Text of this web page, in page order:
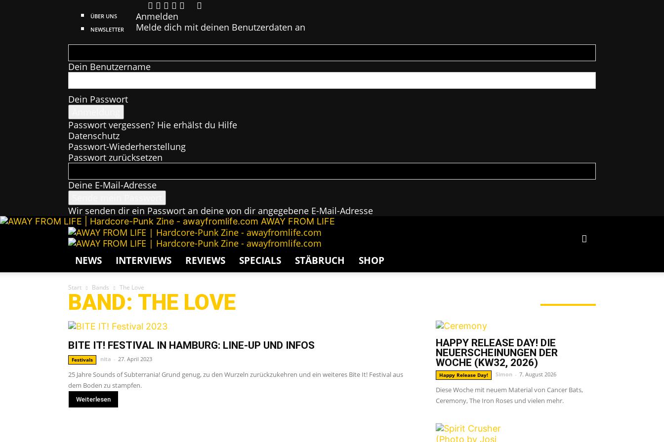
ÜBER UNS
NEWSLETTER
Anmelden
Melde dich mit deinen Benutzerdaten an
Dein Benutzername
Dein Passwort
Passwort vergessen? Hie erhälst du Hilfe
Datenschutz
Passwort-Wiederherstellung
Passwort zurücksetzen
Deine E-Mail-Adresse
Wir senden dir ein Passwort an deine von dir angegebene E-Mail-Adresse
AWAY FROM LIFE
NEWS INTERVIEWS REVIEWS SPECIALS STÄBRUCH SHOP
Start Bands The Love
BAND: THE LOVE
BITE IT! FESTIVAL IN HAMBURG: LINE-UP UND INFOS
Festivals nita - 27. April 2023
25 Jahre Sounds of Subterrania! Grund genug, zu den Wurzeln zurückzukehren und ein weiteres Bite It! Festival aus
dem Boden zu stampfen.
Weiterlesen
HAPPY RELEASE DAY! DIE
NEUERSCHEINUNGEN DER
WOCHE (KW32, 2026)
Happy Release Day! Simon - 7. August 2026
Diese Woche mit neuem Material von Cancer Bats,
Ceremony, The Iron Roses und vielen mehr.